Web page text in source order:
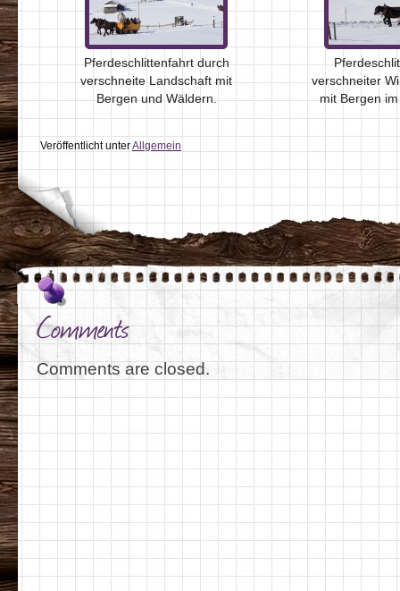
Pferdeschlittenfahrt durch
verschneite Landschaft mit
Bergen und Wäldern.
verschneiter
mit Bergen
Veröffentlicht unterAllgemein
Comments
Comments are closed.